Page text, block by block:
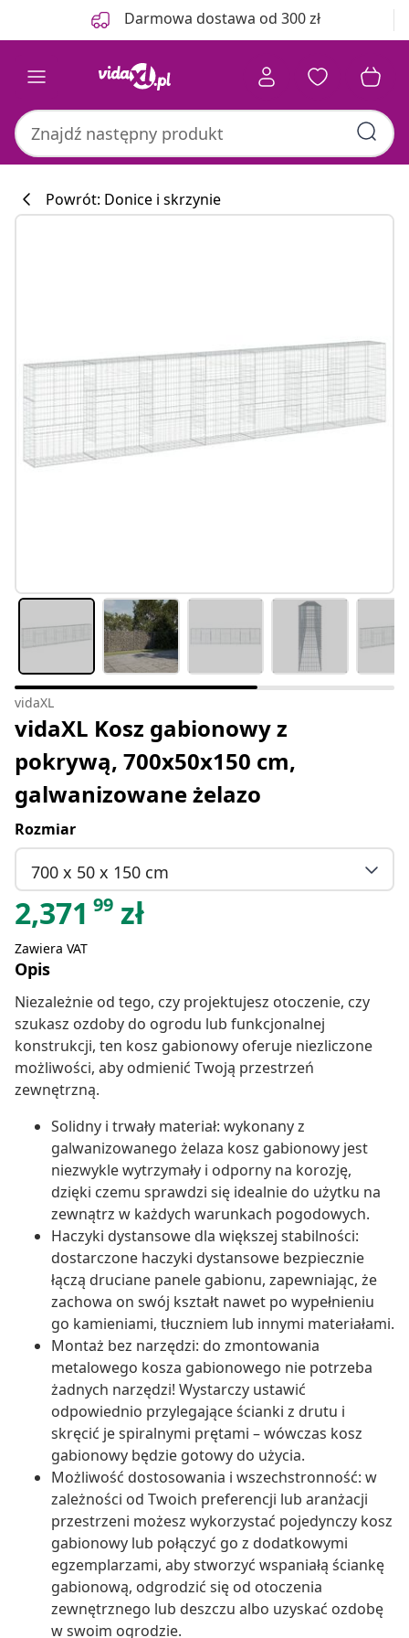
Darmowa dostawa od 300 zł
Powrót: Donice i skrzynie
vidaXL
vidaXL Kosz gabionowy z
pokrywą, 700x50x150 cm,
galwanizowane żelazo
Rozmiar
700 x 50 x 150 cm
2,371 99 zł
Zawiera VAT
Opis
Niezależnie od tego, czy projektujesz otoczenie, czy
szukasz ozdoby do ogrodu lub funkcjonalnej
konstrukcji, ten kosz gabionowy oferuje niezliczone
możliwości, aby odmienić Twoją przestrzeń
zewnętrzną.
Solidny i trwały materiał: wykonany z
galwanizowanego żelaza kosz gabionowy jest
niezwykle wytrzymały i odporny na korozję,
dzięki czemu sprawdzi się idealnie do użytku na
zewnątrz w każdych warunkach pogodowych.
Haczyki dystansowe dla większej stabilności:
dostarczone haczyki dystansowe bezpiecznie
łączą druciane panele gabionu, zapewniając, że
zachowa on swój kształt nawet po wypełnieniu
go kamieniami, tłuczniem lub innymi materiałami.
Montaż bez narzędzi: do zmontowania
metalowego kosza gabionowego nie potrzeba
żadnych narzędzi! Wystarczy ustawić
odpowiednio przylegające ścianki z drutu i
skręcić je spiralnymi prętami – wówczas kosz
gabionowy będzie gotowy do użycia.
Możliwość dostosowania i wszechstronność: w
zależności od Twoich preferencji lub aranżacji
przestrzeni możesz wykorzystać pojedynczy kosz
gabionowy lub połączyć go z dodatkowymi
egzemplarzami, aby stworzyć wspaniałą ściankę
gabionową, odgrodzić się od otoczenia
zewnętrznego lub deszczu albo uzyskać ozdobę
w swoim ogrodzie.